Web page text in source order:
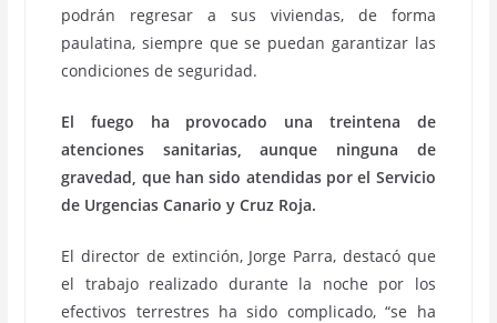
podrán regresar a sus viviendas, de forma
paulatina, siempre que se puedan garantizar las
condiciones de seguridad.
El fuego ha provocado una treintena de
atenciones sanitarias, aunque ninguna de
gravedad, que han sido atendidas por el Servicio
de Urgencias Canario y Cruz Roja.
El director de extinción, Jorge Parra, destacó que
el trabajo realizado durante la noche por los
efectivos terrestres ha sido complicado, “se ha